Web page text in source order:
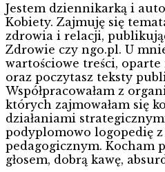
Jestem dziennikarką i
Kobiety. Zajmuję się
zdrowia i relacji,
Zdrowie czy ngo.pl. U
wartościowe treści,
oraz poczytasz teksty
Współpracowałam z
których zajmowałam się
działaniami
podyplomowo logopedię
pedagogicznym. Kocham
głosem, dobrą kawę,